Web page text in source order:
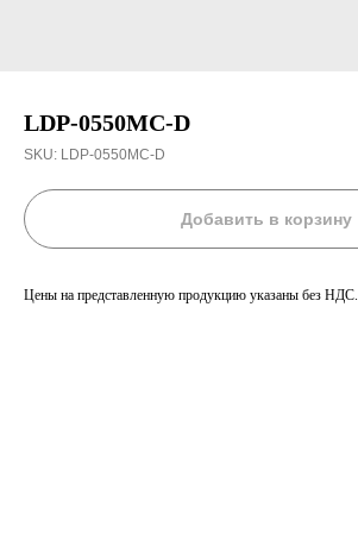
LDP-0550MC-D
SKU: LDP-0550MC-D
Добавить в корзину
Цены на представленную продукцию указаны без НДС.